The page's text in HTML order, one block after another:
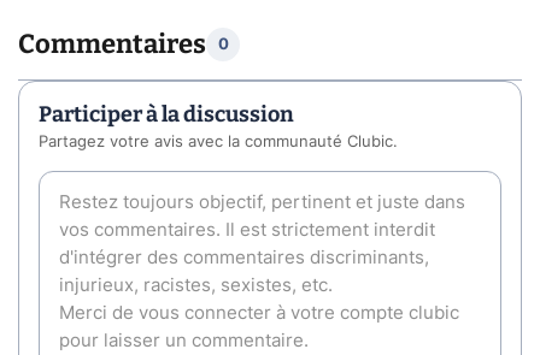
Commentaires 0
Participer à la discussion
Partagez votre avis avec la communauté Clubic.